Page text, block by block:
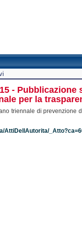
-
per la
triennale di prevenzione
AttiDellAutorita/